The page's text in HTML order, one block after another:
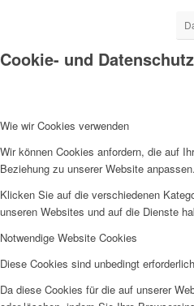
Cookie- und
Wie wir Cookies verwenden
Wir können Cookies anfordern, die auf
Beziehung zu unserer Website anpassen.
Klicken Sie auf die verschiedenen
unseren Websites und auf die Dienste
Notwendige Website Cookies
Diese Cookies sind unbedingt
Da diese Cookies für die auf unserer